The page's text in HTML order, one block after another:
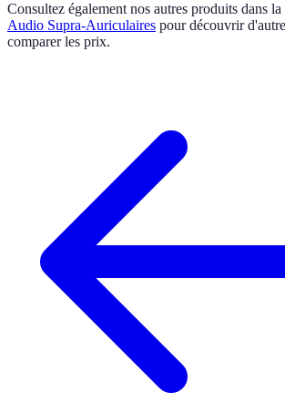
Consultez également nos autres produits dans la
Audio Supra-Auriculaires pour découvrir
comparer les prix.